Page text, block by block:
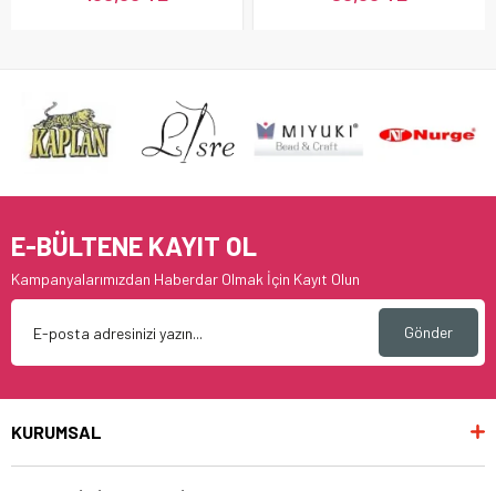
E-BÜLTENE KAYIT OL
Kampanyalarımızdan Haberdar Olmak İçin Kayıt Olun
Gönder
KURUMSAL